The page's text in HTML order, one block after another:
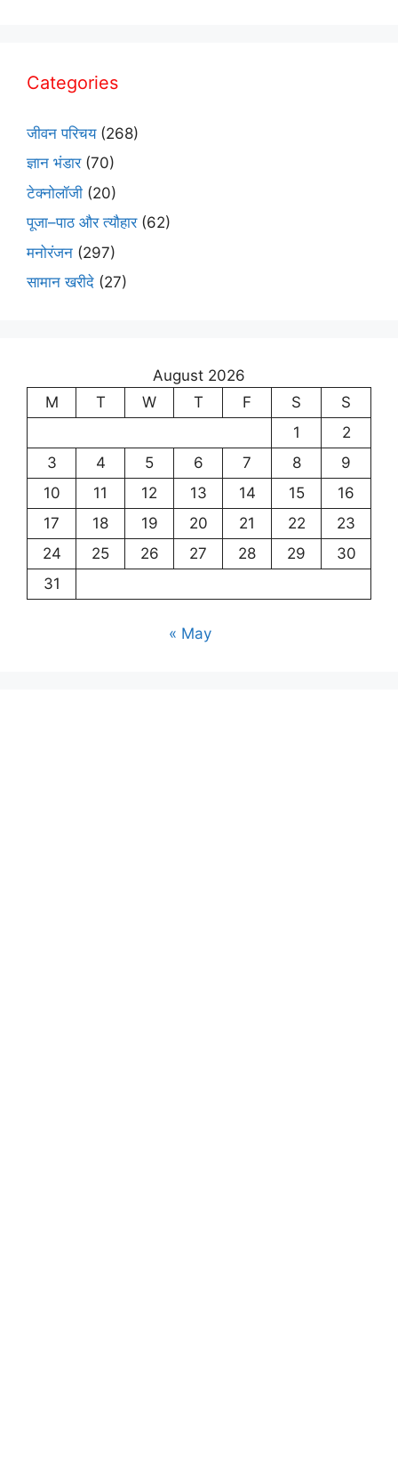
Categories
जीवन परिचय(268)
ज्ञान भंडार(70)
टेक्नोलॉजी (20)
पूजा–पाठ और त्यौहार(62)
मनोरंजन (297)
सामान खरीदे (27)
August 2026
M
T W T F S
S
1
2
3
4 5 6 7 8
9
10
11 12 13 14 15
16
17
18 19 20 21 22
23
24
25 26 27 28 29
30
31
« May